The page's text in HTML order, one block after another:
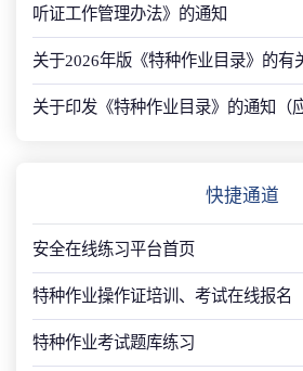
听证工作管理办法》的通知
关于2026年版《特种作业目录》的有
关于印发《特种作业目录》的通知（
快捷通道
安全在线练习平台首页
特种作业操作证培训、考试在线报名
特种作业考试题库练习